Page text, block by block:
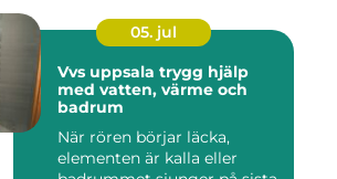
05. jul
Vvs uppsala trygg hjälp
med vatten, värme och
badrum
När rören börjar läcka,
elementen är kalla eller